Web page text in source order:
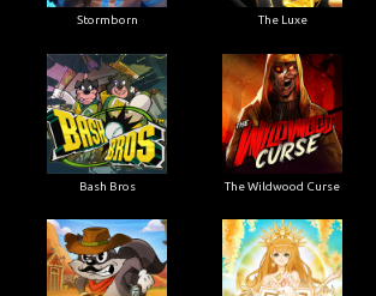
Stormborn The Luxe
Bash Bros The Wildwood Curse